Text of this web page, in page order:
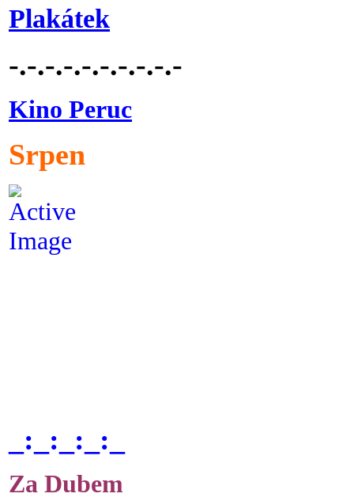
Plakátek
-.-.-.-.-.-.-.-.-.-
Kino Peruc
Srpen
_:_:_:_:_
Za Dubem